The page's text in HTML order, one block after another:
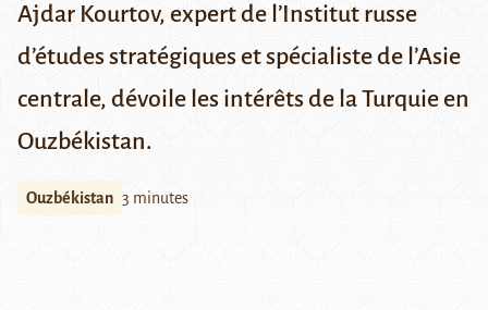
Ajdar Kourtov, expert de l’Institut russe
d’études stratégiques et spécialiste de l’Asie
centrale, dévoile les intérêts de la Turquie en
Ouzbékistan.
Ouzbékistan 3 minutes